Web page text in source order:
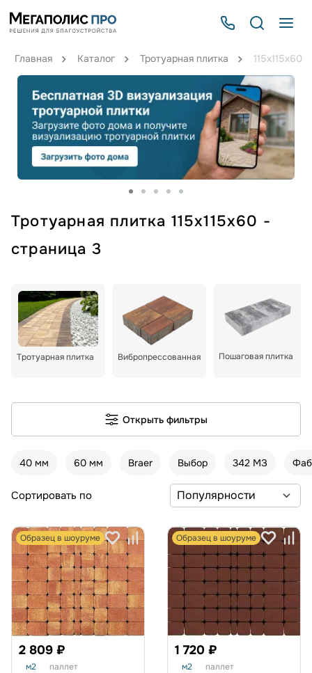
Главная Каталог Тротуарная плитка 115х115х60
Тротуарная плитка 115х115х60 -
страница 3
Тротуарная плитка Вибропрессованная Пошаговая плитка
Открыть фильтры
40 мм 60 мм Braer Выбор 342 МЗ
Сортировать по
Образец в шоуруме
2 809 ₽
м2 паллет
Образец в шоуруме
1 720 ₽
м2 паллет